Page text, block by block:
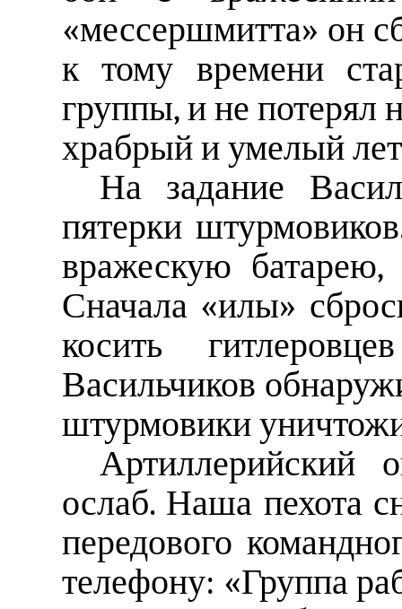
«мессершмитта» он
к тому времени
группы, и не потерял
храбрый и умелый
На задание
пятерки
вражескую
Сначала «илы»
косить
Васильчиков
штурмовики
Артиллерийский
ослаб. Наша пехота
передового
телефону: «Группа